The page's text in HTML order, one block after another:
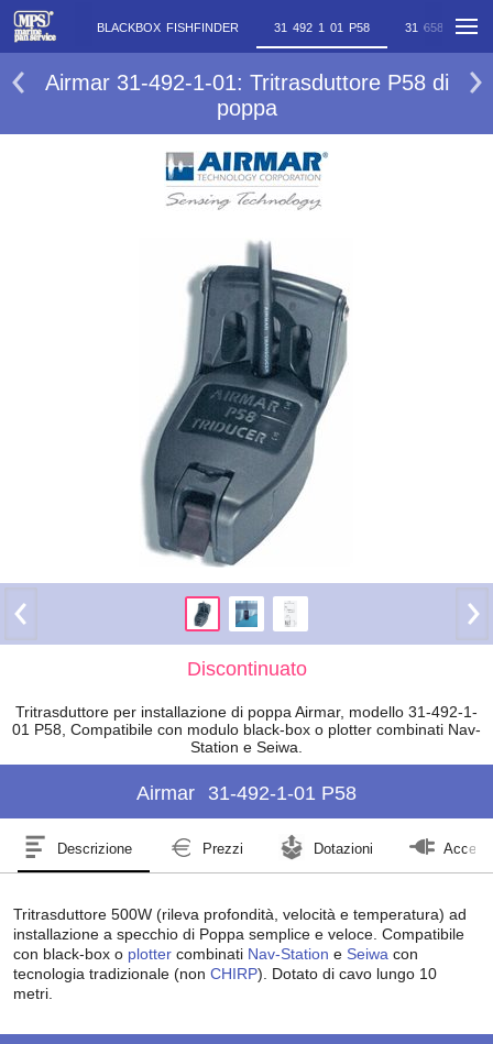
50 200 BLACKBOX FISHFINDER 31 492 1 01 P58 31 658 2 02
Airmar 31-492-1-01: Tritrasduttore P58 di
poppa
Discontinuato
Tritrasduttore per installazione di poppa Airmar, modello 31-492-1-
01 P58, Compatibile con modulo black-box o plotter combinati Nav-
Station e Seiwa.
Airmar 31-492-1-01 P58
Descrizione Prezzi Dotazioni
Tritrasduttore 500W (rileva profondità, velocità e temperatura) ad
installazione a specchio di Poppa semplice e veloce. Compatibile
con black-box o plotter combinati Nav-Station e Seiwa con
tecnologia tradizionale (non CHIRP). Dotato di cavo lungo 10
metri.